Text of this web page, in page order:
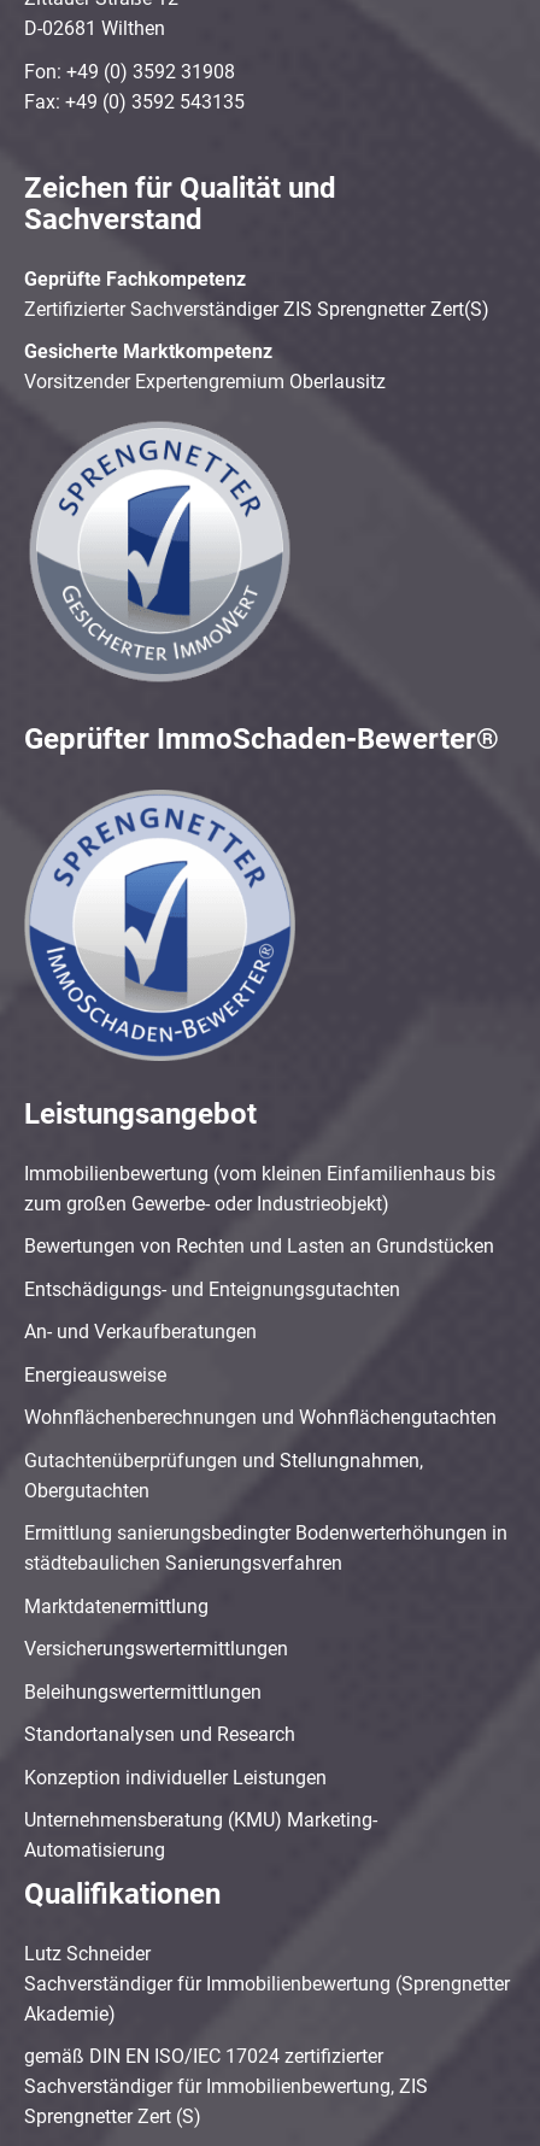
D-02681 Wilthen
Fon: +49 (0) 3592 31908
Fax: +49 (0) 3592 543135
Zeichen für Qualität und
Sachverstand
Geprüfte Fachkompetenz
Zertifizierter Sachverständiger ZIS Sprengnetter Zert(S)
Gesicherte Marktkompetenz
Vorsitzender Expertengremium Oberlausitz
Geprüfter ImmoSchaden-Bewerter®
Leistungsangebot
Immobilienbewertung (vom kleinen Einfamilienhaus bis
zum großen Gewerbe- oder Industrieobjekt)
Bewertungen von Rechten und Lasten an Grundstücken
Entschädigungs- und Enteignungsgutachten
An- und Verkaufberatungen
Energieausweise
Wohnflächenberechnungen und Wohnflächengutachten
Gutachtenüberprüfungen und Stellungnahmen,
Obergutachten
Ermittlung sanierungsbedingter Bodenwerterhöhungen in
städtebaulichen Sanierungsverfahren
Marktdatenermittlung
Versicherungswertermittlungen
Beleihungswertermittlungen
Standortanalysen und Research
Konzeption individueller Leistungen
Unternehmensberatung (KMU) Marketing-
Automatisierung
Qualifikationen
Lutz Schneider
Sachverständiger für Immobilienbewertung (Sprengnetter
Akademie)
gemäß DIN EN ISO/IEC 17024 zertifizierter
Sachverständiger für Immobilienbewertung, ZIS
Sprengnetter Zert (S)